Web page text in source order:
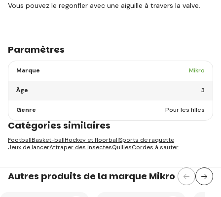
Vous pouvez le regonfler avec une aiguille à travers la valve.
Paramètres
Marque Mikro
Âge 3
Genre Pour les filles
Catégories similaires
FootballBasket-ballHockey et floorballSports de raquette
Jeux de lancerAttraper des insectesQuillesCordes à sauter
Autres produits de la marque Mikro